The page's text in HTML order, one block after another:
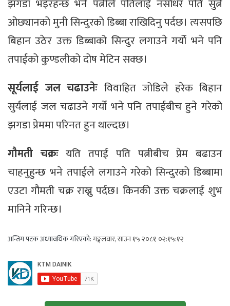
झगडा भइरहन्छ भने पत्नीले पतिलाई नसोधेर पति सुत्ने
ओछ्यानको मुनी सिन्दुरको डिब्बा राखिदिनु पर्दछ। त्यसपछि
बिहान उठेर उक्त डिब्बाको सिन्दुर लगाउने गर्यो भने पनि
तपाईको कुण्डलीको दोष मेटिन सक्छ।
सूर्यलाई जल चढाउनेः विवाहित जोडिले हरेक बिहान
सुर्यलाई जल चढाउने गर्यो भने पनि तपाईबीच हुने गरेको
झगडा प्रेममा परिनत हुन थाल्दछ।
गौमती चक्रःयति तपाई पति पत्नीबीच प्रेम बढाउन
चाहनुहुन्छ भने तपाईले लगाउने गरेको सिन्दुरको डिब्बामा
एउटा गौमती चक्र राख्नु पर्दछ। किनकी उक्त चक्रलाई शुभ
मानिने गरिन्छ।
अन्तिम पटक अध्यावधिक गरिएको:मङ्गलवार, साउन १५ २०८१ ०२:१५:१२